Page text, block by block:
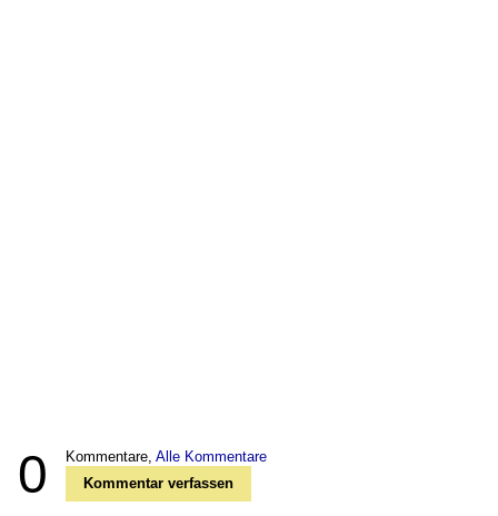
0 Kommentare, Alle Kommentare
Kommentar verfassen